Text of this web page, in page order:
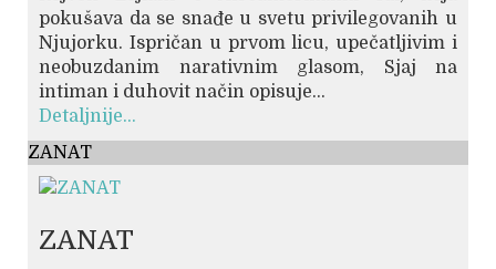
pokušava da se snađe u svetu privilegovanih u
Njujorku. Ispričan u prvom licu, upečatljivim i
neobuzdanim narativnim glasom, Sjaj na
intiman i duhovit način opisuje...
Detaljnije...
ZANAT
ZANAT